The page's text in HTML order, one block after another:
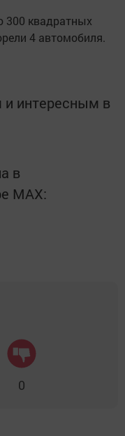
300 квадратных
4 автомобиля.
интересным в
в
MАХ:
0